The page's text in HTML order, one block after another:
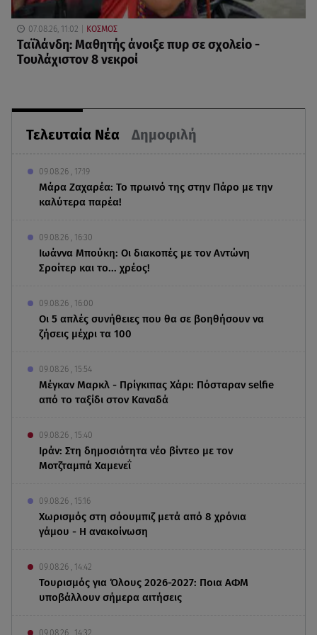
Τελευταία Νέα Δημοφιλή
09.08.26 , 17:19
Μάρα Ζαχαρέα: Το πρωινό της στην Πάρο με την
καλύτερα παρέα!
09.08.26 , 16:30
Ιωάννα Μπούκη: Οι διακοπές με τον Αντώνη
Σροίτερ και το... χρέος!
09.08.26 , 16:00
Οι 5 απλές συνήθειες που θα σε βοηθήσουν να
ζήσεις μέχρι τα 100
09.08.26 , 15:54
Μέγκαν Μαρκλ - Πρίγκιπας Χάρι: Πόσταραν selfie
από το ταξίδι στον Καναδά
09.08.26 , 15:40
Ιράν: Στη δημοσιότητα νέο βίντεο με τον
Μοτζταμπά Χαμενεΐ
09.08.26 , 15:16
Χωρισμός στη σόουμπιζ μετά από 8 χρόνια
γάμου - Η ανακοίνωση
09.08.26 , 14:42
Τουρισμός για Όλους 2026-2027: Ποια ΑΦΜ
υποβάλλουν σήμερα αιτήσεις
09.08.26 , 14:32
07.08.26, 11:02 ΚΟΣΜΟΣ
Ταϊλάνδη: Μαθητής άνοιξε πυρ σε σχολείο -
Τουλάχιστον 8 νεκροί